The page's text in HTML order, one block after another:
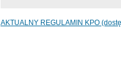
AKTUALNY REGULAMIN KPO